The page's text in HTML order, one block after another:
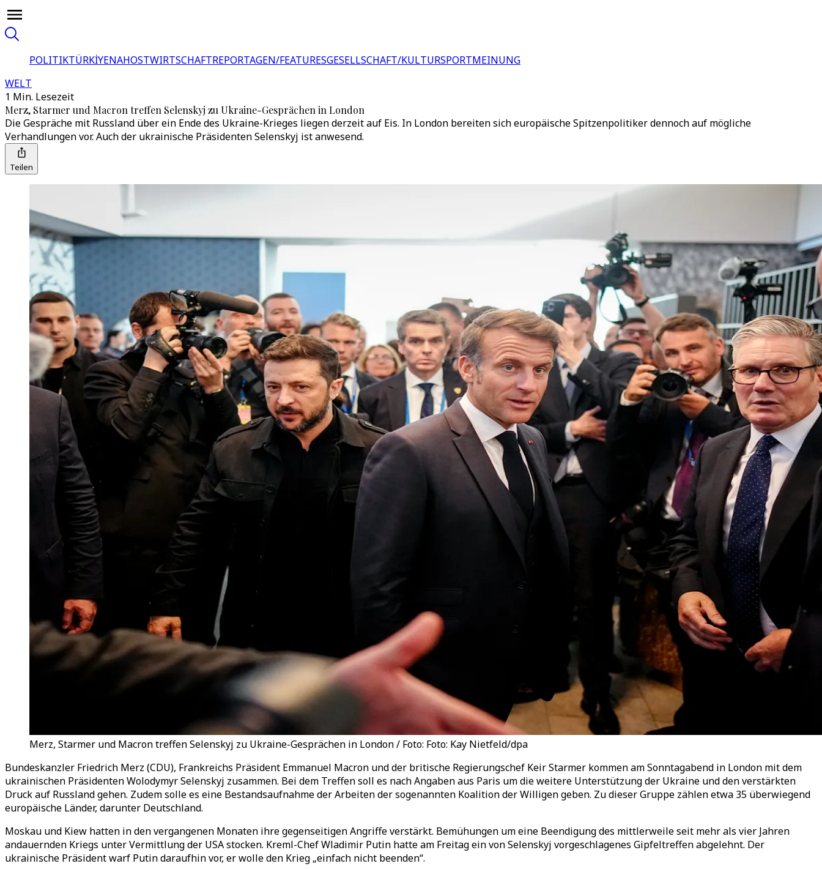
POLITIKTÜRKİYENAHOSTWIRTSCHAFTREPORTAGEN/FEATURESGESELLSCHAFT/KULTURSPORTMEINUNG
WELT
1 Min. Lesezeit
Merz, Starmer und Macron treffen Selenskyj zu Ukraine-Gesprächen in London
Die Gespräche mit Russland über ein Ende des Ukraine-Krieges liegen derzeit auf Eis. In London bereiten sich europäische Spitzenpolitiker dennoch auf mögliche
Verhandlungen vor. Auch der ukrainische Präsidenten Selenskyj ist anwesend.
Teilen
Merz, Starmer und Macron treffen Selenskyj zu Ukraine-Gesprächen in London / Foto: Foto: Kay Nietfeld/dpa
Bundeskanzler Friedrich Merz (CDU), Frankreichs Präsident Emmanuel Macron und der britische Regierungschef Keir Starmer kommen am Sonntagabend in London mit dem
ukrainischen Präsidenten Wolodymyr Selenskyj zusammen. Bei dem Treffen soll es nach Angaben aus Paris um die weitere Unterstützung der Ukraine und den verstärkten
Druck auf Russland gehen. Zudem solle es eine Bestandsaufnahme der Arbeiten der sogenannten Koalition der Willigen geben. Zu dieser Gruppe zählen etwa 35 überwiegend
europäische Länder, darunter Deutschland.
Moskau und Kiew hatten in den vergangenen Monaten ihre gegenseitigen Angriffe verstärkt. Bemühungen um eine Beendigung des mittlerweile seit mehr als vier Jahren
andauernden Kriegs unter Vermittlung der USA stocken. Kreml-Chef Wladimir Putin hatte am Freitag ein von Selenskyj vorgeschlagenes Gipfeltreffen abgelehnt. Der
ukrainische Präsident warf Putin daraufhin vor, er wolle den Krieg „einfach nicht beenden“.